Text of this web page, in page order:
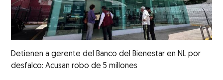
Detienen a gerente del Banco del Bienestar en NL por
desfalco: Acusan robo de 5 millones